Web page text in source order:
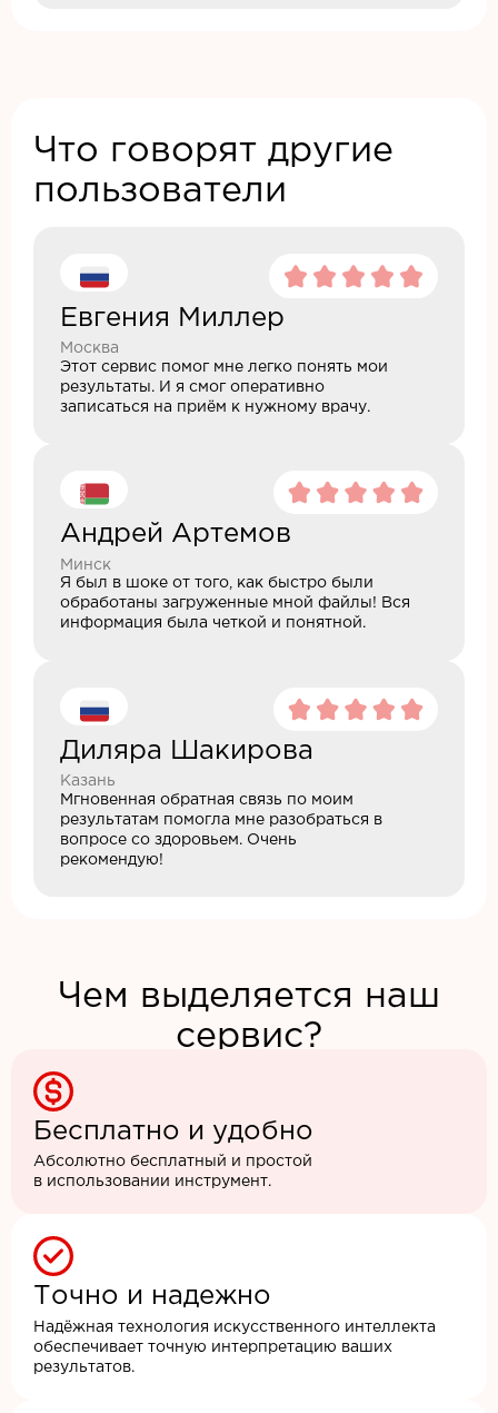
Что говорят другие
пользователи
Евгения Миллер
Москва
Этот сервис помог мне легко понять мои
результаты. И я смог оперативно
записаться на приём к нужному врачу.
Андрей Артемов
Минск
Я был в шоке от того, как быстро были
обработаны загруженные мной файлы! Вся
информация была четкой и понятной.
Диляра Шакирова
Казань
Мгновенная обратная связь по моим
результатам помогла мне разобраться в
вопросе со здоровьем. Очень
рекомендую!
Чем выделяется наш
сервис?
Бесплатно и удобно
Абсолютно бесплатный и простой
в использовании инструмент.
Точно и надежно
Надёжная технология искусственного интеллекта
обеспечивает точную интерпретацию ваших
результатов.